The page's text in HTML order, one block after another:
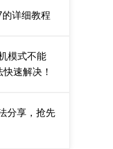
详细教程
模式不能
速解决！
分享，抢先